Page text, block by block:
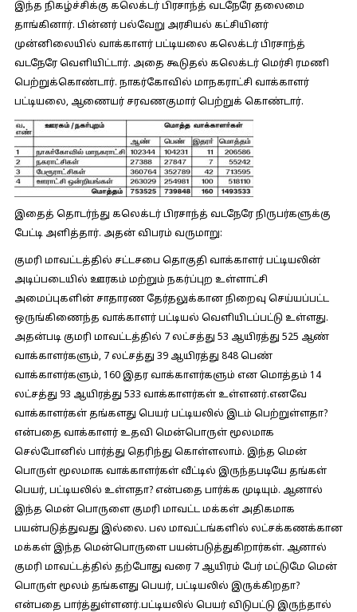
இந்த நிகழ்ச்சிக்கு கலெக்டர் பிரசாந்த் வடநேரே தலைமை
தாங்கினார். பின்னர் பல்வேறு அரசியல் கட்சியினர்
முன்னிலையில் வாக்காளர் பட்டியலை கலெக்டர் பிரசாந்த்
வடநேரே வெளியிட்டார். அதை கூடுதல் கலெக்டர் மெர்சி ரமணி
பெற்றுக்கொண்டார். நாகர்கோவில் மாநகராட்சி வாக்காளர்
பட்டியலை, ஆணையர் சரவணகுமார் பெற்றுக் கொண்டார்.
இதைத் தொடர்ந்து கலெக்டர் பிரசாந்த் வடநேரே நிருபர்களுக்கு
பேட்டி அளித்தார். அதன் விபரம் வருமாறு:
குமரி மாவட்டத்தில் சட்டசபை தொகுதி வாக்காளர் பட்டியலின்
அடிப்படையில் ஊரகம் மற்றும் நகர்ப்புற உள்ளாட்சி
அமைப்புகளின் சாதாரண தேர்தலுக்கான நிறைவு செய்யப்பட்ட
ஒருங்கிணைந்த வாக்காளர் பட்டியல் வெளியிடப்பட்டு உள்ளது.
அதன்படி குமரி மாவட்டத்தில் 7 லட்சத்து 53 ஆயிரத்து 525 ஆண்
வாக்காளர்களும், 7 லட்சத்து 39 ஆயிரத்து 848 பெண்
வாக்காளர்களும், 160 இதர வாக்காளர்களும் என மொத்தம் 14
லட்சத்து 93 ஆயிரத்து 533 வாக்காளர்கள் உள்ளனர்.எனவே
வாக்காளர்கள் தங்களது பெயர் பட்டியலில் இடம் பெற்றுள்ளதா?
என்பதை வாக்காளர் உதவி மென்பொருள் மூலமாக
செல்போனில் பார்த்து தெரிந்து கொள்ளலாம். இந்த மென்
பொருள் மூலமாக வாக்காளர்கள் வீட்டில் இருந்தபடியே தங்கள்
பெயர், பட்டியலில் உள்ளதா? என்பதை பார்க்க முடியும். ஆனால்
இந்த மென் பொருளை குமரி மாவட்ட மக்கள் அதிகமாக
பயன்படுத்துவது இல்லை. பல மாவட்டங்களில் லட்சக்கணக்கான
மக்கள் இந்த மென்பொருளை பயன்படுத்துகிறார்கள். ஆனால்
குமரி மாவட்டத்தில் தற்போது வரை 7 ஆயிரம் பேர் மட்டுமே மென்
பொருள் மூலம் தங்களது பெயர், பட்டியலில் இருக்கிறதா?
என்பதை பார்த்துள்ளனர்.பட்டியலில் பெயர் விடுபட்டு இருந்தால்